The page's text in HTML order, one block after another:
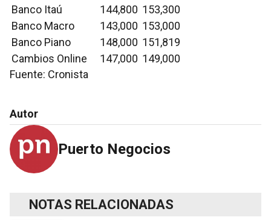
Banco Itaú
144,800 153,300
Banco Macro
143,000 153,000
Banco Piano
148,000 151,819
Cambios Online
147,000 149,000
Fuente: Cronista
Autor
Puerto Negocios
NOTAS RELACIONADAS